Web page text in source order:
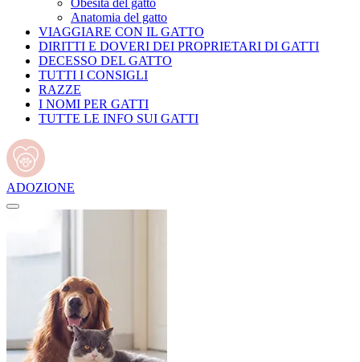
Obesità del gatto
Anatomia del gatto
VIAGGIARE CON IL GATTO
DIRITTI E DOVERI DEI PROPRIETARI DI GATTI
DECESSO DEL GATTO
TUTTI I CONSIGLI
RAZZE
I NOMI PER GATTI
TUTTE LE INFO SUI GATTI
ADOZIONE